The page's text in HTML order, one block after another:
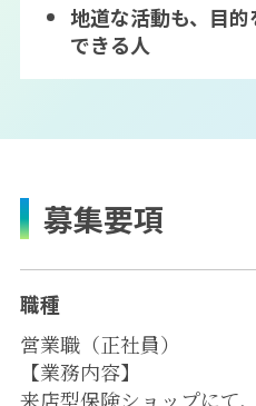
地道な活動も、目
できる人
募集要項
職種
営業職（正社員）
【業務内容】
来店型保険ショップにて